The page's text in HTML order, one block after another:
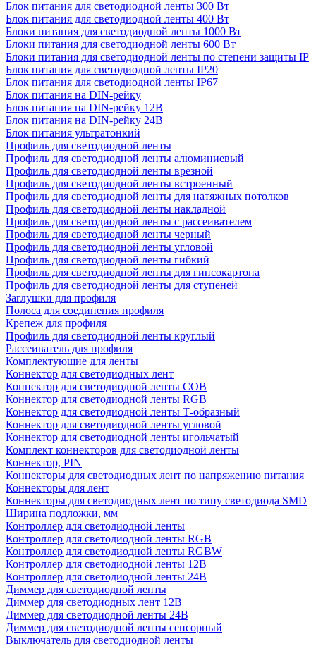
Блок питания для светодиодной ленты 300 Вт
Блок питания для светодиодной ленты 400 Вт
Блоки питания для светодиодной ленты 1000 Вт
Блоки питания для светодиодной ленты 600 Вт
Блоки питания для светодиодной ленты по степени защиты IP
Блок питания для светодиодной ленты IP20
Блок питания для светодиодной ленты IP67
Блок питания на DIN-рейку
Блок питания на DIN-рейку 12В
Блок питания на DIN-рейку 24В
Блок питания ультратонкий
Профиль для светодиодной ленты
Профиль для светодиодной ленты алюминиевый
Профиль для светодиодной ленты врезной
Профиль для светодиодной ленты встроенный
Профиль для светодиодной ленты для натяжных потолков
Профиль для светодиодной ленты накладной
Профиль для светодиодной ленты с рассеивателем
Профиль для светодиодной ленты черный
Профиль для светодиодной ленты угловой
Профиль для светодиодной ленты гибкий
Профиль для светодиодной ленты для гипсокартона
Профиль для светодиодной ленты для ступеней
Заглушки для профиля
Полоса для соединения профиля
Крепеж для профиля
Профиль для светодиодной ленты круглый
Рассеиватель для профиля
Комплектующие для ленты
Коннектор для светодиодных лент
Коннектор для светодиодной ленты COB
Коннектор для светодиодной ленты RGB
Коннектор для светодиодной ленты Т-образный
Коннектор для светодиодной ленты угловой
Коннектор для светодиодной ленты игольчатый
Комплект коннекторов для светодиодной ленты
Коннектор, PIN
Коннекторы для светодиодных лент по напряжению питания
Коннекторы для лент
Коннекторы для светодиодных лент по типу светодиода SMD
Ширина подложки, мм
Контроллер для светодиодной ленты
Контроллер для светодиодной ленты RGB
Контроллер для светодиодной ленты RGBW
Контроллер для светодиодной ленты 12В
Контроллер для светодиодной ленты 24В
Диммер для светодиодной ленты
Диммер для светодиодных лент 12В
Диммер для светодиодной ленты 24В
Диммер для светодиодной ленты сенсорный
Выключатель для светодиодной ленты